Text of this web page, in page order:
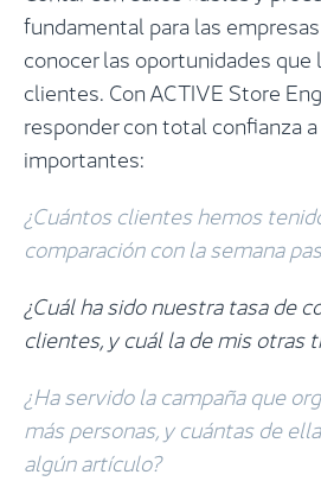
fundamental para las
conocer las oportunidades que
clientes. Con ACTIVE Store
responder con total confianza
importantes:
¿Cuántos clientes hemos
comparación con la semana
¿Cuál ha sido nuestra tasa de
clientes, y cuál la de mis otras
¿Ha servido la campaña que
más personas, y cuántas de
algún artículo?